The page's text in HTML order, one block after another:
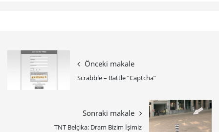
Önceki makale
Scrabble – Battle “Captcha”
Sonraki makale
TNT Belçika: Dram Bizim İşimiz